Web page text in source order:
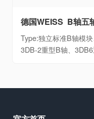
Type:独立标准B轴模块
3DB-2重型B轴、